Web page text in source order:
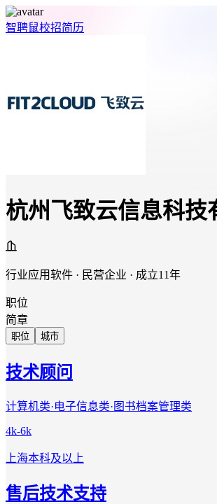
智聘鼠校招简历
杭州飞致云信息科技
行业应用软件 · 民营企业 · 成立11年
职位
简章
职位 城市
技术顾问
计算机类·电子信息类·图书档案管理类
4k-6k
上海本科及以上
售后技术支持